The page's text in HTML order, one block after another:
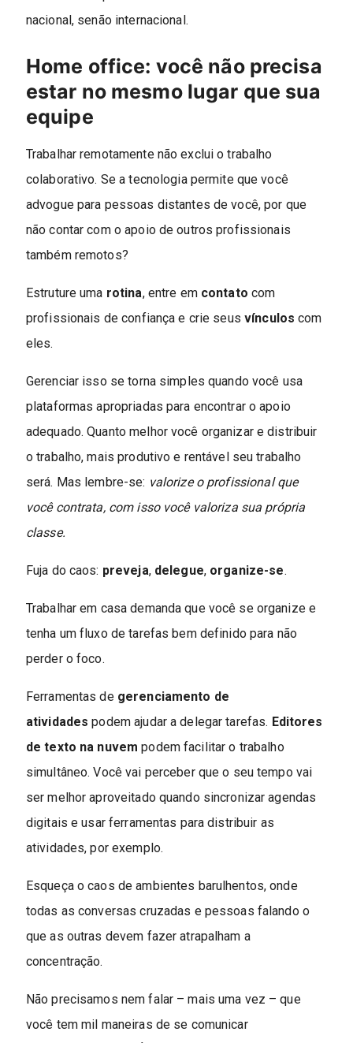
nacional, senão internacional.
Home office: você não precisa
estar no mesmo lugar que sua
equipe
Trabalhar remotamente não exclui o trabalho
colaborativo. Se a tecnologia permite que você
advogue para pessoas distantes de você, por que
não contar com o apoio de outros profissionais
também remotos?
Estruture uma rotina, entre em contato com
profissionais de confiança e crie seus vínculos com
eles.
Gerenciar isso se torna simples quando você usa
plataformas apropriadas para encontrar o apoio
adequado. Quanto melhor você organizar e distribuir
o trabalho, mais produtivo e rentável seu trabalho
será. Mas lembre-se: valorize o profissional que
você contrata, com isso você valoriza sua própria
classe.
Fuja do caos: preveja, delegue, organize-se.
Trabalhar em casa demanda que você se organize e
tenha um fluxo de tarefas bem definido para não
perder o foco.
Ferramentas de gerenciamento de
atividades podem ajudar a delegar tarefas. Editores
de texto na nuvem podem facilitar o trabalho
simultâneo. Você vai perceber que o seu tempo vai
ser melhor aproveitado quando sincronizar agendas
digitais e usar ferramentas para distribuir as
atividades, por exemplo.
Esqueça o caos de ambientes barulhentos, onde
todas as conversas cruzadas e pessoas falando o
que as outras devem fazer atrapalham a
concentração.
Não precisamos nem falar – mais uma vez – que
você tem mil maneiras de se comunicar